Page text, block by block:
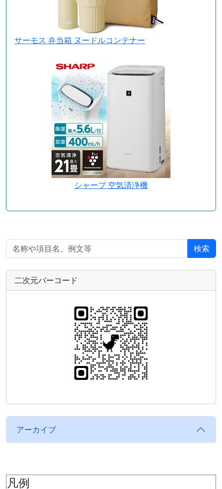
サーモス 弁当箱 ヌードルコンテナー
シャープ 空気清浄機
検索
二次元バーコード
アーカイブ
凡例